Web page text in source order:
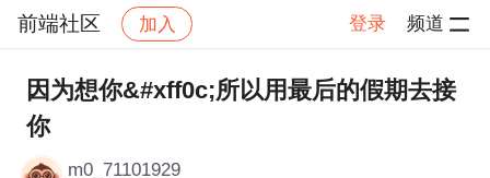
前端社区 加入 登录 频道
社区 前端社区 感慨 帖子详情
因为想你&#xff0c;所以用最后的假期去接
你
m0_71101929